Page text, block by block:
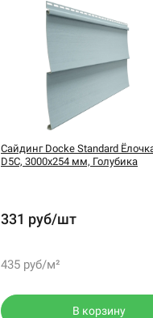
Сайдинг Docke Standard
D5C, 3000х254 мм, Голубика
331 руб/шт
435 руб/м²
В корзину